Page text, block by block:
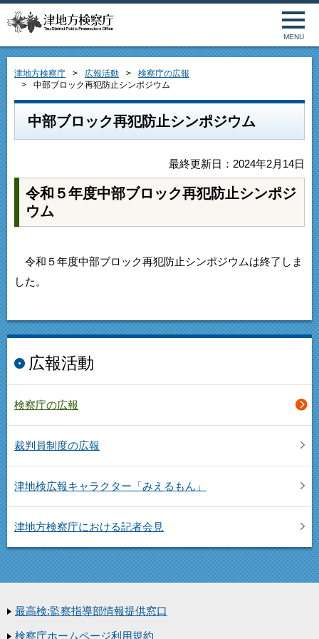
MENU
津地方検察庁 広報活動
検察庁の広報
中部ブロック再犯防止シンポジウム
中部ブロック再犯防止シンポジウム
最終更新日：2024年2月14日
令和５年度中部ブロック再犯防止シンポジ
ウム
令和５年度中部ブロック再犯防止シンポジウムは終了しま
した。
広報活動
検察庁の広報
裁判員制度の広報
津地検広報キャラクター「みえるもん」
津地方検察庁における記者会見
最高検:監察指導部情報提供窓口
検察庁ホームページ利用規約